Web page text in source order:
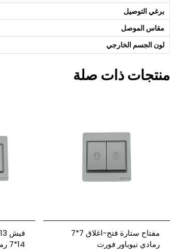
برغي التوصيل
مقاس الموصل
لون الجسم الخارجي
منتجات ذات صلة
مفتاح ستارة فتح-اغلاق 7*7
رمادي نيوباور فورت
14*7 رمادي نيوباور فورت